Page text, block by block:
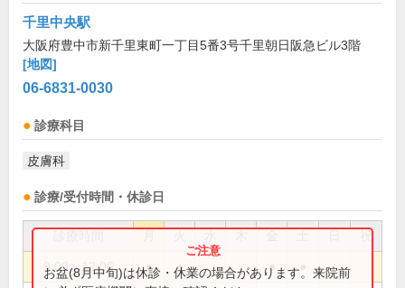
千里中央駅
大阪府豊中市新千里東町一丁目5番3号千里朝日阪急ビル3階
[地図]
06-6831-0030
診療科目
皮膚科
診療/受付時間・休診日
祝
9:00～12:00 ● ● ●
お盆(8月中旬)は休診・休業の場合があります。来院前